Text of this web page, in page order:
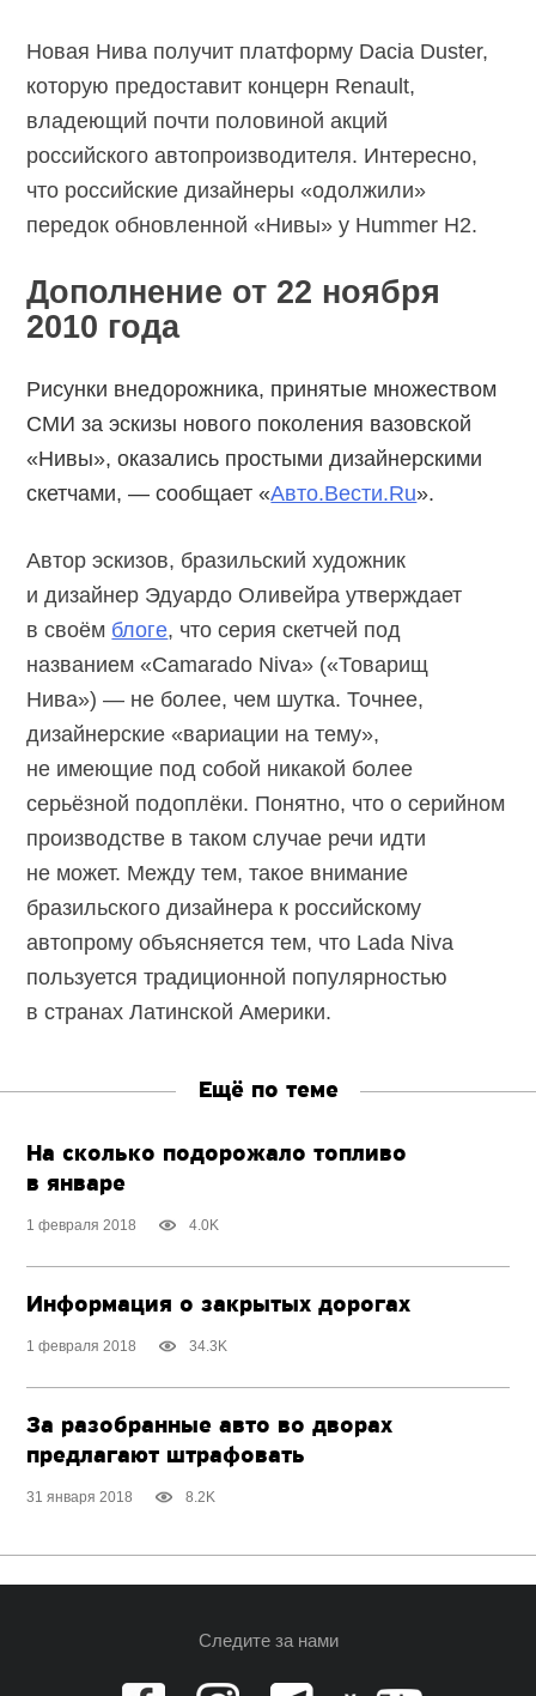
Новая Нива получит платформу Dacia Duster,
которую предоставит концерн Renault,
владеющий почти половиной акций
российского автопроизводителя. Интересно,
что российские дизайнеры «одолжили»
передок обновленной «Нивы» у Hummer H2.
Дополнение от 22 ноября
2010 года
Рисунки внедорожника, принятые множеством
СМИ за эскизы нового поколения вазовской
«Нивы», оказались простыми дизайнерскими
скетчами, — сообщает «Авто.Вести.Ru».
Автор эскизов, бразильский художник
и дизайнер Эдуардо Оливейра утверждает
в своём блоге, что серия скетчей под
названием «Camarado Niva» («Товарищ
Нива») — не более, чем шутка. Точнее,
дизайнерские «вариации на тему»,
не имеющие под собой никакой более
серьёзной подоплёки. Понятно, что о серийном
производстве в таком случае речи идти
не может. Между тем, такое внимание
бразильского дизайнера к российскому
автопрому объясняется тем, что Lada Niva
пользуется традиционной популярностью
в странах Латинской Америки.
Ещё по теме
На сколько подорожало топливо
в январе
1 февраля 2018 4.0K
Информация о закрытых дорогах
1 февраля 2018 34.3K
За разобранные авто во дворах
предлагают штрафовать
31 января 2018 8.2K
Следите за нами